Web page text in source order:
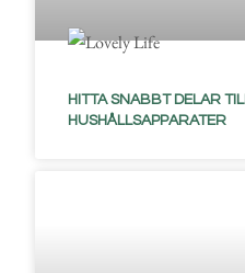
HITTA SNABBT DELAR
HUSHÅLLSAPPARATER